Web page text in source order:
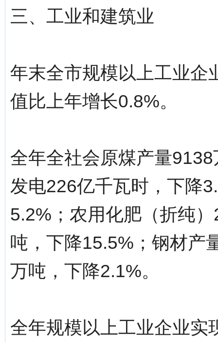
三、工业和建筑业
年末全市规模以上工业企
值比上年增长0.8%。
全年全社会原煤产量
发电226亿千瓦时，下降
5.2%；农用化肥（折纯
吨，下降15.5%；钢材产
万吨，下降2.1%。
全年规模以上工业企业实